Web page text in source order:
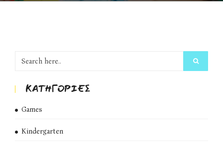
KΑΤΗΓΟΡΊΕΣ
Games
Kindergarten